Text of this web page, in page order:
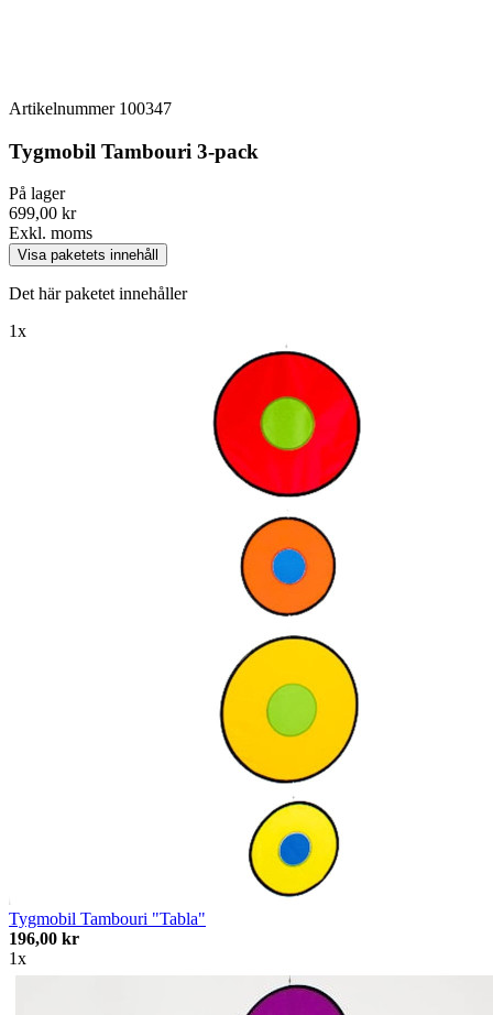
Artikelnummer 100347
Tygmobil Tambouri 3-pack
På lager
699,00 kr
Exkl. moms
Visa paketets innehåll
Det här paketet innehåller
1x
Tygmobil Tambouri "Tabla"
196,00 kr
1x